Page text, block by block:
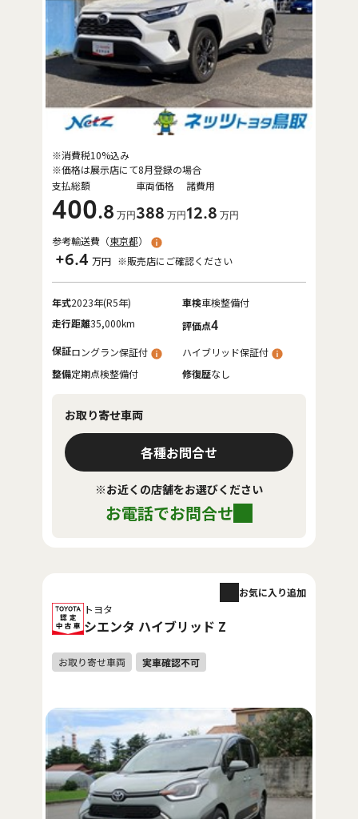
支払総額
400.8 万円
車両価格
388 万円
諸費用
12.8 万円
※消費税10%込み
※価格は展示店にて8月登録の場合
参考輸送費（東京都）
+6.4 万円 ※販売店にご確認ください
年式2023年(R5年) 車検車検整備付
走行距離35,000km 評価点4
保証ロングラン保証付
ハイブリッド保証付
整備定期点検整備付 修復歴なし
お取り寄せ車両
各種お問合せ
※お近くの店舗をお選びください
お電話でお問合せ
トヨタ
シエンタ ハイブリッド Z
お気に入り追加